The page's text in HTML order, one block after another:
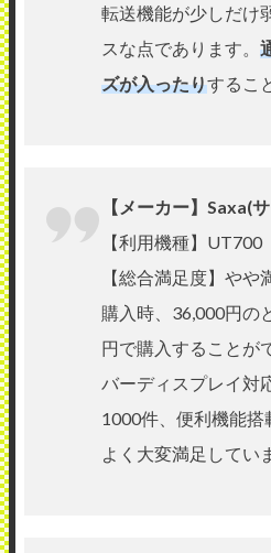
転送機能が少しだけ
スな点であります。
ズが入ったりするこ
【メーカー】Saxa(
【利用機種】
【総合満足度】やや
購入時、36,000円の
円で購入することが
バーディスプレイ対
1000件、便利機能
よく大変満足してい